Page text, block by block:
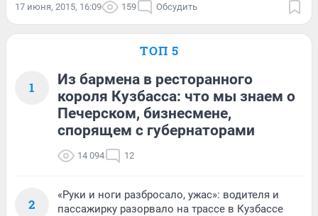
17 июня, 2015, 16:09 159 Обсудить
ТОП 5
1
Из бармена в ресторанного
короля Кузбасса: что мы знаем о
Печерском, бизнесмене,
спорящем с губернаторами
14 094 12
2
«Руки и ноги разбросало, ужас»: водителя и
пассажирку разорвало на трассе в Кузбассе